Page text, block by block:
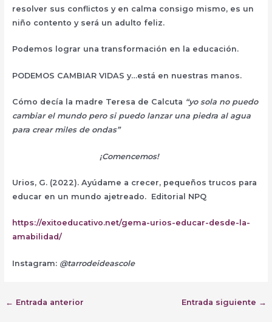
resolver sus conflictos y en calma consigo mismo, es un
niño contento y será un adulto feliz.
Podemos lograr una transformación en la educación.
PODEMOS CAMBIAR VIDAS y…está en nuestras manos.
Cómo decía la madre Teresa de Calcuta “yo sola no puedo
cambiar el mundo pero si puedo lanzar una piedra al agua
para crear miles de ondas”
¡Comencemos!
Urios, G. (2022). Ayúdame a crecer, pequeños trucos para
educar en un mundo ajetreado. Editorial NPQ
https://exitoeducativo.net/gema-urios-educar-desde-la-
amabilidad/
Instagram: @tarrodeideascole
← Entrada anterior Entrada siguiente →